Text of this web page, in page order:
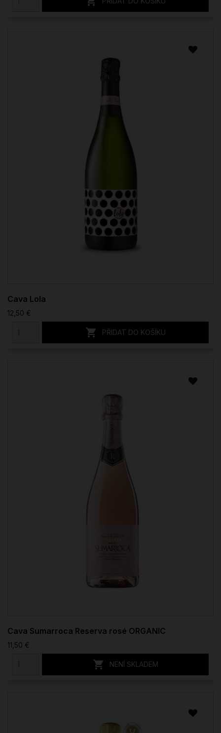
Cava Lola
12,50 €
 PŘIDAT DO KOŠÍKU
Cava Sumarroca Reserva rosé ORGANIC
11,50 €
 NENÍ SKLADEM